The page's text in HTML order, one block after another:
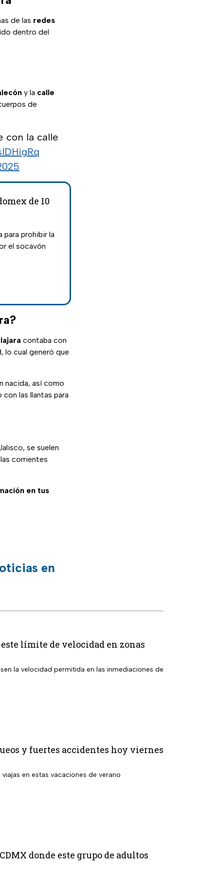
de las redes
dentro del
y la calle
de
con la calle
de 10
prohibir la
el socavón
contaba con
lo cual generó que
nacida, así como
las llantas para
se suelen
corrientes
en tus
en
límite de velocidad en zonas
la velocidad permitida en las inmediaciones de
y fuertes accidentes hoy viernes
en estas vacaciones de verano
donde este grupo de adultos